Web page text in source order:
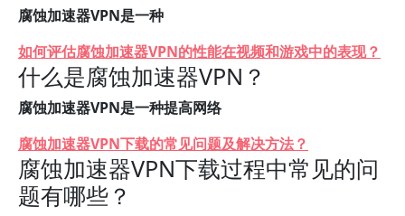
腐蚀加速器VPN是一种
如何评估腐蚀加速器VPN的性能在视频和游戏中的表现？
什么是腐蚀加速器VPN？
腐蚀加速器VPN是一种提高网络
腐蚀加速器VPN下载的常见问题及解决方法？
腐蚀加速器VPN下载过程中常见的问
题有哪些？